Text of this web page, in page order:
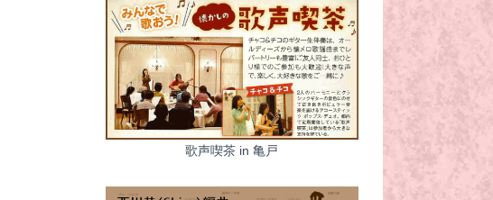
歌声喫茶 in 亀戸